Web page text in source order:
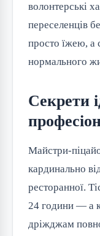
волонтерські
переселенців
просто їжею, а
нормального
Секрети
Майстри-
кардинально
ресторанної.
24 години — а
дріжджам